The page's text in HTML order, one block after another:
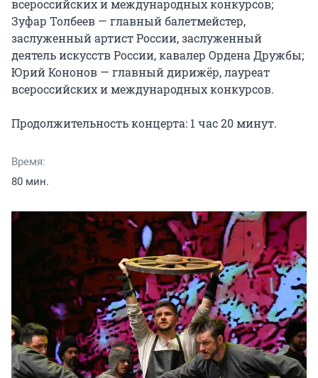
всероссийских и международных конкурсов;
Зуфар Толбеев — главный балетмейстер,
заслуженный артист России, заслуженный
деятель искусств России, кавалер Ордена Дружбы;
Юрий Кононов — главный дирижёр, лауреат
всероссийских и международных конкурсов.
Продолжительность концерта: 1 час 20 минут.
Время:
80 мин.